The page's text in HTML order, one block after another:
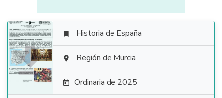

 Historia de España
 Región de Murcia
 Ordinaria de 2025